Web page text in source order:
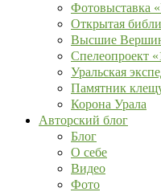
Фотовыставка
Открытая
Высшие
Спелеопроект
Уральская
Памятник
Корона Урала
Авторский блог
Блог
О себе
Видео
Фото